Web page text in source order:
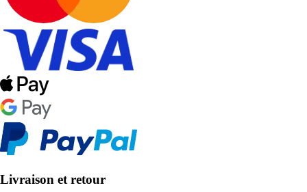
Livraison et retour